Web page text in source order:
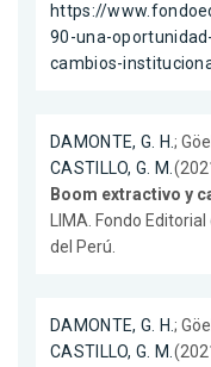
https://
90-una-
cambios-
DAMONTE, G. H.;
CASTILLO, G. M.
Boom extractivo y
LIMA. Fondo
del Perú.
DAMONTE, G. H.;
CASTILLO, G. M.